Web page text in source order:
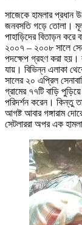
সাজেকে হামলার প্রধান
জনবসতি গড়ে তোলা।
পাহাড়িদের বিতাড়ন
২০০৭ – ২০০৮ সালে
পদক্ষেপ গ্রহণ করা হয়।
যায়। বিভিন্ন এলাকা
সালের ২০ এপ্রিল
গ্রামের ৭৭টি বাড়ি
পরিদর্শন করেন। কিন্তু
আগষ্ট আবার গঙ্গারাম
সেটলাররা অপর এক